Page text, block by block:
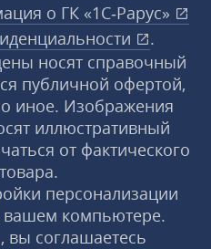
о ГК «1С‑Рарус»
.
носят справочный
публичной офертой,
иное. Изображения
иллюстративный
от фактического
персонализации
вашем компьютере.
вы соглашаетесь